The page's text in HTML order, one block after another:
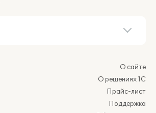
О сайте
О решениях 1С
Прайс-лист
Поддержка